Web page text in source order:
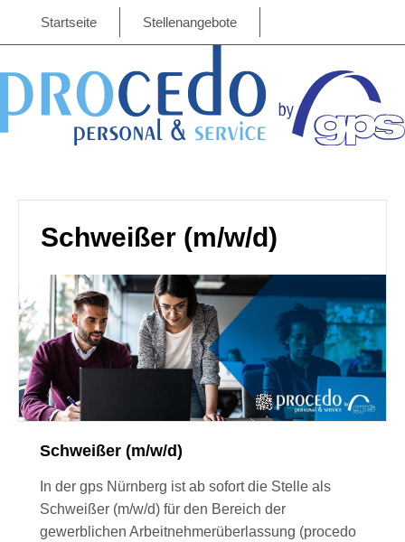
Startseite Stellenangebote
Schweißer (m/w/d)
Schweißer (m/w/d)
In der gps Nürnberg ist ab sofort die Stelle als
Schweißer (m/w/d) für den Bereich der
gewerblichen Arbeitnehmerüberlassung (procedo